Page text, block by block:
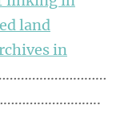
land
in